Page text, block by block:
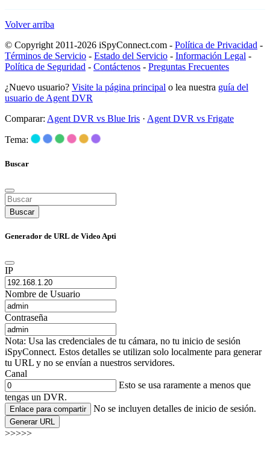
Volver arriba
© Copyright 2011-2026 iSpyConnect.com - Política de Privacidad -
Términos de Servicio - Estado del Servicio - Información Legal -
Política de Seguridad - Contáctenos - Preguntas Frecuentes
¿Nuevo usuario? Visite la página principal o lea nuestra guía del
usuario de Agent DVR
Comparar: Agent DVR vs Blue Iris · Agent DVR vs Frigate
Tema:
Buscar
Buscar
Generador de URL de Video Apti
IP
Nombre de Usuario
Contraseña
Nota: Usa las credenciales de tu cámara, no tu inicio de sesión
iSpyConnect. Estos detalles se utilizan solo localmente para generar
tu URL y no se envían a nuestros servidores.
Canal
Esto se usa raramente a menos que
tengas un DVR.
Enlace para compartir No se incluyen detalles de inicio de sesión.
Generar URL
>>>>>